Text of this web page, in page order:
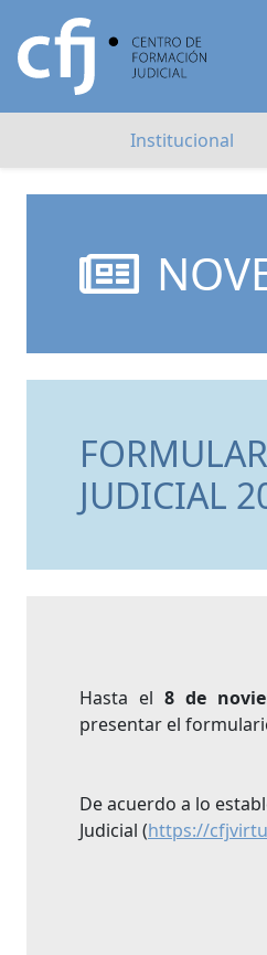
Institucional
JUDICIAL
Hasta el 8 de
presentar el
De acuerdo a lo
Judicial (https://